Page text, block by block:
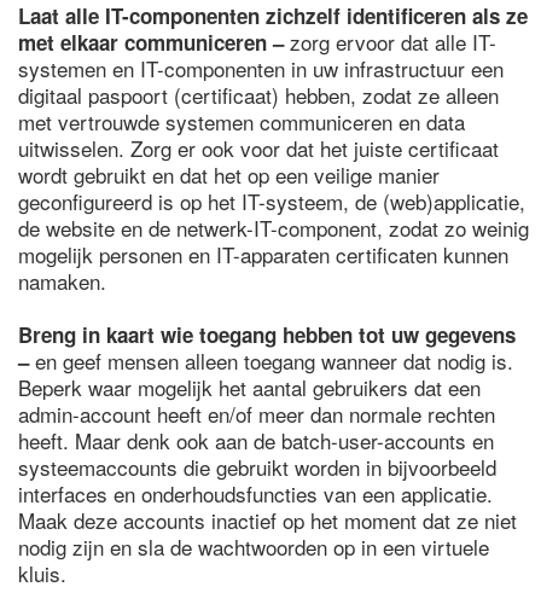
Laat alle IT-componenten zichzelf identificeren als ze
met elkaar communiceren –zorg ervoor dat alle IT-
systemen en IT-componenten in uw infrastructuur een
digitaal paspoort (certificaat) hebben, zodat ze alleen
met vertrouwde systemen communiceren en data
uitwisselen. Zorg er ook voor dat het juiste certificaat
wordt gebruikt en dat het op een veilige manier
geconfigureerd is op het IT-systeem, de (web)applicatie,
de website en de netwerk-IT-component, zodat zo weinig
mogelijk personen en IT-apparaten certificaten kunnen
namaken.
Breng in kaart wie toegang hebben tot uw gegevens
–en geef mensen alleen toegang wanneer dat nodig is.
Beperk waar mogelijk het aantal gebruikers dat een
admin-account heeft en/of meer dan normale rechten
heeft. Maar denk ook aan de batch-user-accounts en
systeemaccounts die gebruikt worden in bijvoorbeeld
interfaces en onderhoudsfuncties van een applicatie.
Maak deze accounts inactief op het moment dat ze niet
nodig zijn en sla de wachtwoorden op in een virtuele
kluis.